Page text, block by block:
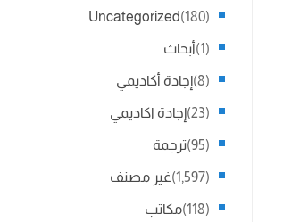
Uncategorized (180)
أبحاث (1)
إجادة أكاديمي (8)
إجادة اكاديمي (23)
ترجمة (95)
غير مصنف (1,597)
مكاتب (118)